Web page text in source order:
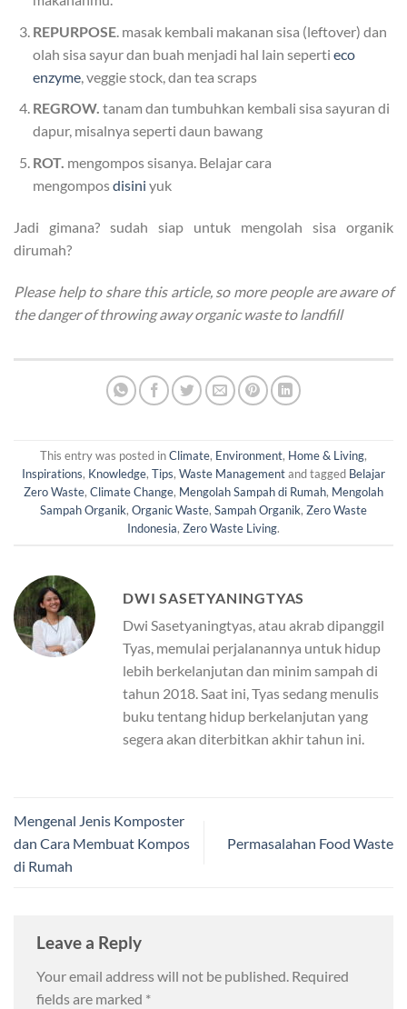
REPURPOSE. masak kembali makanan sisa (leftover) dan
olah sisa sayur dan buah menjadi hal lain seperti eco
enzyme, veggie stock, dan tea scraps
REGROW. tanam dan tumbuhkan kembali sisa sayuran di
dapur, misalnya seperti daun bawang
ROT. mengompos sisanya. Belajar cara
mengomposdisini yuk
Jadi gimana? sudah siap untuk mengolah sisa organik
dirumah?
Please help to share this article, so more people are aware of
the danger of throwing away organic waste to landfill
This entry was posted inClimate, Environment, Home & Living,
Inspirations, Knowledge, Tips, Waste Managementand tagged Belajar
Zero Waste, Climate Change, Mengolah Sampah di Rumah, Mengolah
Sampah Organik, Organic Waste, Sampah Organik, Zero Waste
Indonesia, Zero Waste Living.
DWI SASETYANINGTYAS
Dwi Sasetyaningtyas, atau akrab dipanggil
Tyas, memulai perjalanannya untuk hidup
lebih berkelanjutan dan minim sampah di
tahun 2018. Saat ini, Tyas sedang menulis
buku tentang hidup berkelanjutan yang
segera akan diterbitkan akhir tahun ini.
Mengenal Jenis Komposter
dan Cara Membuat Kompos
di Rumah
Permasalahan Food Waste
Leave a Reply
Your email address will not be published. Required
fields are marked *